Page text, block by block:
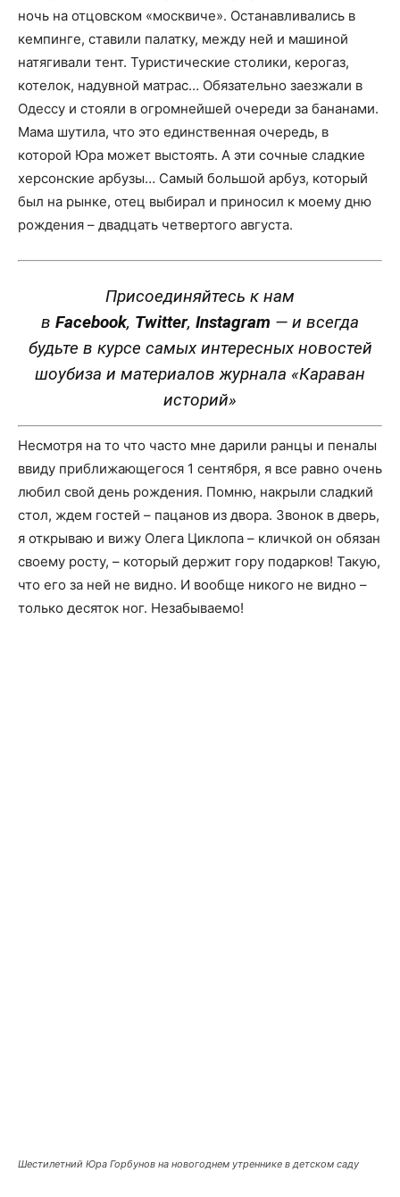
ночь на отцовском «москвиче». Останавливались в
кемпинге, ставили палатку, между ней и машиной
натягивали тент. Туристические столики, керогаз,
котелок, надувной матрас… Обязательно заезжали в
Одессу и стояли в огромнейшей очереди за бананами.
Мама шутила, что это единственная очередь, в
которой Юра может выстоять. А эти сочные сладкие
херсонские арбузы… Самый большой арбуз, который
был на рынке, отец выбирал и приносил к моему дню
рождения – двадцать четвертого августа.
Присоединяйтесь к нам
в Facebook, Twitter, Instagram — и всегда
будьте в курсе самых интересных новостей
шоубиза и материалов журнала «Караван
историй»
Несмотря на то что часто мне дарили ранцы и пеналы
ввиду приближающегося 1 сентября, я все равно очень
любил свой день рождения. Помню, накрыли сладкий
стол, ждем гостей – пацанов из двора. Звонок в дверь,
я открываю и вижу Олега Циклопа – кличкой он обязан
своему росту, – который держит гору подарков! Такую,
что его за ней не видно. И вообще никого не видно –
только десяток ног. Незабываемо!
Шестилетний Юра Горбунов на новогоднем утреннике в детском саду